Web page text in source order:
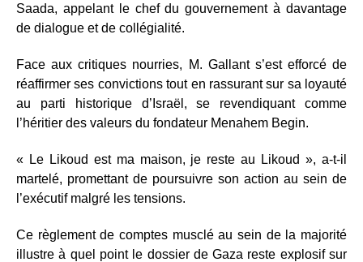
Saada, appelant le chef du gouvernement à davantage
de dialogue et de collégialité.
Face aux critiques nourries, M. Gallant s’est efforcé de
réaffirmer ses convictions tout en rassurant sur sa loyauté
au parti historique d’Israël, se revendiquant comme
l’héritier des valeurs du fondateur Menahem Begin.
« Le Likoud est ma maison, je reste au Likoud », a-t-il
martelé, promettant de poursuivre son action au sein de
l’exécutif malgré les tensions.
Ce règlement de comptes musclé au sein de la majorité
illustre à quel point le dossier de Gaza reste explosif sur